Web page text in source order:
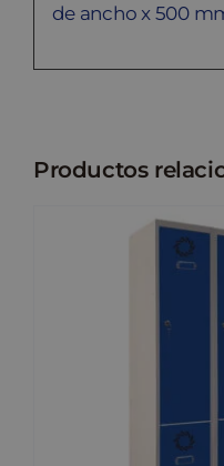
de ancho x 500
Productos